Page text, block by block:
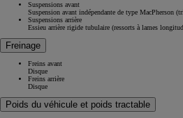
À partir de 42 200 € HT
Nouveau Toyota Hilux
100% ÉLECTRIQUE
La légende est de retour
Suspensions avant
Suspension avant indépendante de type MacPherson
Suspensions arrière
Essieu arrière rigide tubulaire (ressorts à lames
Freinage
Freins avant
Disque
Freins arrière
Disque
Poids du véhicule et poids tractable